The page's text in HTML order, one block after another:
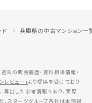
兵庫県の中古マンション一
去の販売履歴・賃料相場情報・
レビュー」より提供を受けており
出した参考情報であり、実際
、スターツグループ各社は本情報